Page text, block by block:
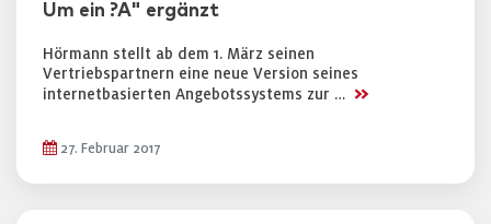
Um ein ?A" ergänzt
Hörmann stellt ab dem 1. März seinen
Vertriebspartnern eine neue Version seines
internetbasierten Angebotssystems zur … >>
27. Februar 2017